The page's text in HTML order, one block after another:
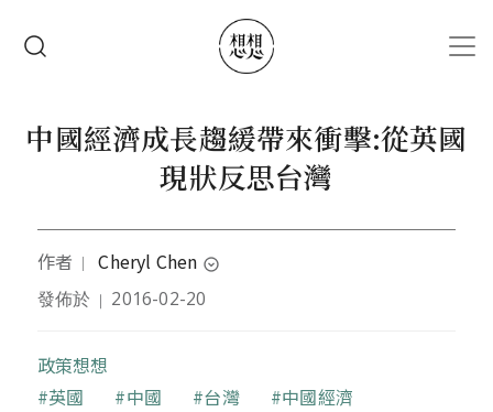
中國經濟成長趨緩帶來衝擊:從英國
現狀反思台灣
作者 ｜ Cheryl Chen expand_circle_down
作者出生於台灣，主修新聞學，現居英國，長期為網
新聞是喚醒大眾的工具，理想的媒體是監督與捍衛的
高潔工作。
發佈於 ｜ 2016-02-20
政策想想
關鍵字
英國 中國 台灣
中國經濟